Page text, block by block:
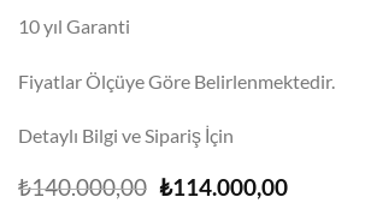
10 yıl Garanti
Fiyatlar Ölçüye Göre Belirlenmektedir.
Detaylı Bilgi ve Sipariş İçin
₺140.000,00 Orijinal
₺114.000,00Şu